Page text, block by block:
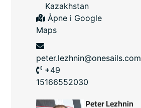
Kazakhstan
Åpne i Google
Maps
peter.lezhnin@onesails.com
+49
15166552030
Peter Lezhnin